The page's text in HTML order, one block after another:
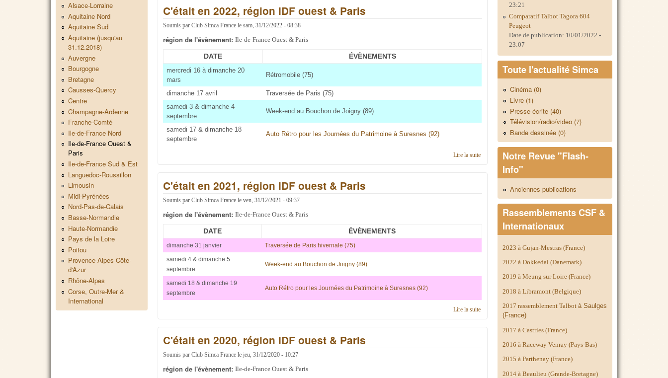
C'était en 2022, région IDF ouest & Paris
Soumis parClub Simca France lesam, 31/12/2022 - 08:38
région de l'évènement:Ile-de-France Ouest & Paris
DATE ÉVÈNEMENTS
mercredi 16 à dimanche 20
mars
Rétromobile (75)
dimanche 17 avril
Traversée de Paris (75)
samedi 3 & dimanche 4
septembre
Week-end au Bouchon de Joigny (89)
samedi 17 & dimanche 18
septembre
Auto Rétro pour les Journées du Patrimoine à Suresnes (92)
Lire la suite de C'était en 2022, région IDF ouest & Paris
C'était en 2021, région IDF ouest & Paris
Soumis parClub Simca France leven, 31/12/2021 - 09:37
région de l'évènement:Ile-de-France Ouest & Paris
DATE ÉVÈNEMENTS
dimanche 31 janvier
Traversée de Paris hivernale (75)
samedi 4 & dimanche 5
septembre
Week-end au Bouchon de Joigny (89)
samedi 18 & dimanche 19
septembre
Auto Rétro pour les Journées du Patrimoine à Suresnes (92)
Lire la suite de C'était en 2021, région IDF ouest & Paris
C'était en 2020, région IDF ouest & Paris
Soumis parClub Simca France lejeu, 31/12/2020 - 10:27
région de l'évènement:Ile-de-France Ouest & Paris
Alsace-Lorraine
Aquitaine Nord
Aquitaine Sud
Aquitaine (jusqu'au
31.12.2018)
Auvergne
Bourgogne
Bretagne
Causses-Quercy
Centre
Champagne-Ardenne
Franche-Comté
Ile-de-France Nord
Ile-de-France Ouest &
Paris
Ile-de-France Sud & Est
Languedoc-Roussillon
Limousin
Midi-Pyrénées
Nord-Pas-de-Calais
Basse-Normandie
Haute-Normandie
Pays de la Loire
Poitou
Provence Alpes Côte-
d'Azur
Rhône-Alpes
Corse, Outre-Mer &
International
23:21
Comparatif Talbot Tagora 604
Peugeot
Date de publication: 10/01/2022 -
23:07
Toute l'actualité Simca
Cinéma (0)
Livre (1)
Presse écrite (40)
Télévision/radio/video (7)
Bande dessinée (0)
Notre Revue "Flash-
Info"
Anciennes publications
Rassemblements CSF &
Internationaux
2023 à Gujan-Mestras (France)
2022 à Dokkedal (Danemark)
2019 à Meung sur Loire (France)
2018 à Libramont (Belgique)
2017 rassemblement Talbotà Saulges
(France)
2017 à Castries (France)
2016 à Raceway Venray (Pays-Bas)
2015 à Parthenay (France)
2014 àBeaulieu (Grande-Bretagne)